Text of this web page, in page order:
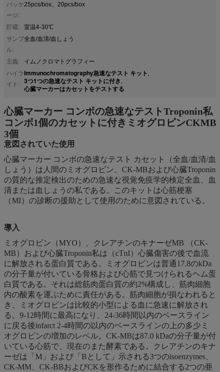
パッケ
ージ:
25pcs/box、20pcs/box
貯蔵:
室温4-30℃
サンプ
ル:
全血/血清/血しょう
主義:
イムノクロマトグラフィー
ハイラ
イト:
Immunochromatography急速なテスト キット ,
3つ1つの急速なテスト キットに付き ,
心臓マーカーはカセットをテストする
心臓マーカー コンボの急速なテストTroponin私
コンボ1個のカセットに付きミオグロビンCKMB
3個
意図されていた使用
心臓マーカー コンボの急速なテスト カセット（全血/血清/血
しょう）は人間のミオグロビン、CK-MBおよび心臓Troponin
の質的な推定検出のための急速な視覚免疫学的検定全血、血
清または血しょうの私である。このキットは心筋梗塞
（MI）の診断の援助として使用のために意図されている。
導入
ミオグロビン（MYO）、クレアチンのキナーゼMB （CK-
MB）および心臓Troponin私は（cTnI）心臓傷害の後で血流
に解放される蛋白質である。ミオグロビンは普通17.8のkDa
の分子量が付いている骨格および心筋で見つけられるヘム蛋
白質である。それは総筋肉蛋白質の約2%構成し、筋肉細胞
内の酸素を運ぶために責任がある。筋肉細胞が損なわれると
き、ミオグロビンは比較的小型による血に急速に解放され
る。9-12時間に最高になり、24-36時間以内のベースライン
に戻る後infarct 2-4時間の以内のベースラインの上の多少ミ
オグロビンの増加のレベル。CK-MBは87.0 kDaの分子量が付
いている心筋で、現在のまた酵素である。クレアチンのキナ
ーゼは「M」および「Bとして」示される3つのisoenzymes、
CK-MM、CK-BBおよびCKを形作るために結合する2つの亜